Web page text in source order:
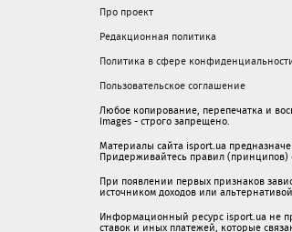
Про проект
Редакционная политика
Политика в сфере
Пользовательское соглашение
Любое копирование, перепечатка и
Images - строго запрещено.
Материалы сайта isport.ua
Придерживайтесь правил (принципов)
При появлении первых признаков
источником доходов или
Информационный ресурс isport.ua не
ставок и иных платежей, которые